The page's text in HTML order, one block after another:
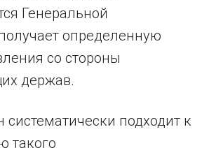
Генеральной
определенную
со стороны
держав.
систематически подходит к
такого